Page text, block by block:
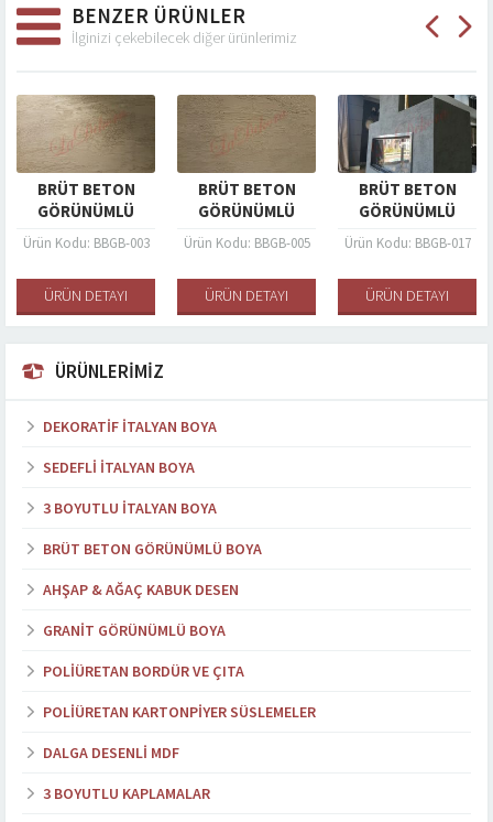
BENZER ÜRÜNLER
İlginizi çekebilecek diğer ürünlerimiz
BRÜT BETON
GÖRÜNÜMLÜ
BOYA
Ürün Kodu: BBGB-003
ÜRÜN DETAYI
BRÜT BETON
GÖRÜNÜMLÜ
BOYA
Ürün Kodu: BBGB-005
ÜRÜN DETAYI
BRÜT BETON
GÖRÜNÜMLÜ
BOYA
Ürün Kodu: BBGB-017
ÜRÜN DETAYI
ÜRÜNLERİMİZ
DEKORATIF İTALYAN BOYA
SEDEFLI İTALYAN BOYA
3 BOYUTLU İTALYAN BOYA
BRÜT BETON GÖRÜNÜMLÜ BOYA
AHŞAP & AĞAÇ KABUK DESEN
GRANIT GÖRÜNÜMLÜ BOYA
POLIÜRETAN BORDÜR VE ÇITA
POLIÜRETAN KARTONPIYER SÜSLEMELER
DALGA DESENLI MDF
3 BOYUTLU KAPLAMALAR